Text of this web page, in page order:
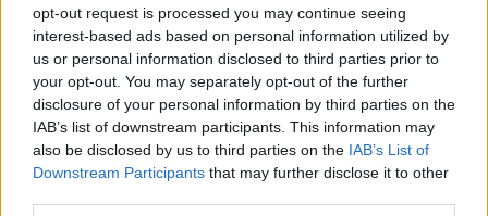
opt-out request is processed you may continue seeing
interest-based ads based on personal information utilized by
us or personal information disclosed to third parties prior to
your opt-out. You may separately opt-out of the further
disclosure of your personal information by third parties on the
IAB’s list of downstream participants. This information may
also be disclosed by us to third parties on the IAB’s List of
Downstream Participants that may further disclose it to other
Отворен малък подарък - общо за
календара са 18 бр. (три групи по 6
бр.) плюс специалните подаръци;
Неотворен малък подарък - маркиран
е със знака
и от него може да се
отвори срещу няколко ЛГ;
Подарък на деня - около духчето има